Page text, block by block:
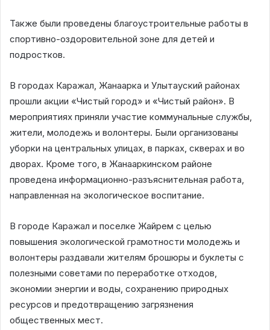
Также были проведены благоустроительные работы в
спортивно-оздоровительной зоне для детей и
подростков.
В городах Каражал, Жанаарка и Улытауский районах
прошли акции «Чистый город» и «Чистый район». В
мероприятиях приняли участие коммунальные службы,
жители, молодежь и волонтеры. Были организованы
уборки на центральных улицах, в парках, скверах и во
дворах. Кроме того, в Жанааркинском районе
проведена информационно-разъяснительная работа,
направленная на экологическое воспитание.
В городе Каражал и поселке Жайрем с целью
повышения экологической грамотности молодежь и
волонтеры раздавали жителям брошюры и буклеты с
полезными советами по переработке отходов,
экономии энергии и воды, сохранению природных
ресурсов и предотвращению загрязнения
общественных мест.